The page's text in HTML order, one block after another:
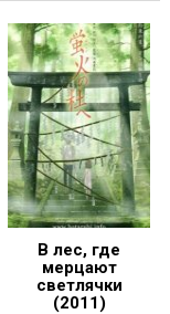
В лес, где
мерцают
светлячки
(2011)